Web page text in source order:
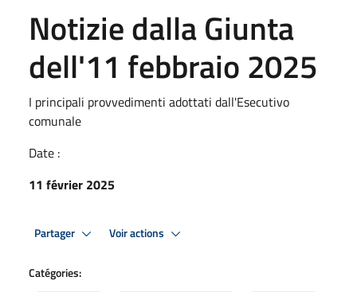
Notizie dalla Giunta
dell'11 febbraio 2025
I principali provvedimenti adottati dall'Esecutivo
comunale
Date :
11 février 2025
Partager Voir actions
Catégories: